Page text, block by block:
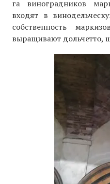
га виноградников
входят в
собственность
выращивают дольчетто,